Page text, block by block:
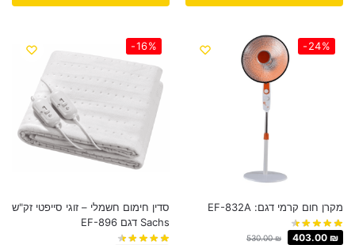
-24%
מקרן חום קרמי דגם: EF-832A
530.00₪ 403.00 ₪
-16%
סדין חימום חשמלי – זוגי סייפטי זק"ש
Sachs דגם EF-896